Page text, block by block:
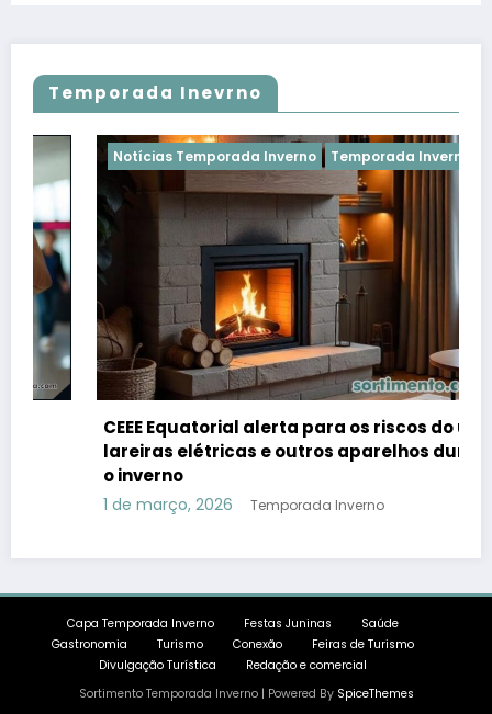
Temporada Inevrno
Notícias Temporada Inverno Temporada Inverno
CEEE Equatorial alerta para os riscos do uso de
lareiras elétricas e outros aparelhos durante
o inverno
1 de março, 2026 Temporada Inverno
Capa Temporada Inverno Festas Juninas
Saúde
Gastronomia
Turismo Conexão
Feiras de Turismo
Divulgação Turística
Redação e comercial
Sortimento Temporada Inverno | Powered By SpiceThemes